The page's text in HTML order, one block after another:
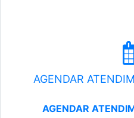
AGENDAR
AGENDAR